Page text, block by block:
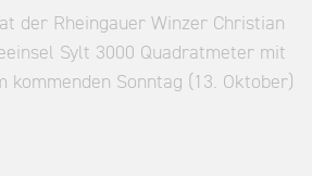
der Rheingauer Winzer Christian
Sylt 3000 Quadratmeter mit
kommenden Sonntag (13. Oktober)